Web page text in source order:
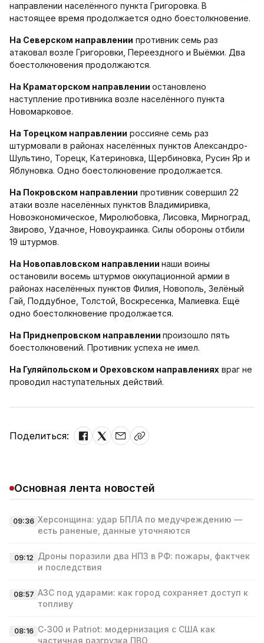
направлении населённого пункта Григоровка. В
настоящее время продолжается одно боестолкновение.
На Северском направлении противник семь раз
атаковал возле Григоровки, Переездного и Выёмки. Два
боестолкновения продолжаются.
На Краматорском направлении остановлено
наступление противника возле населённого пункта
Новомарковое.
На Торецком направлении россияне семь раз
штурмовали в районах населённых пунктов Александро-
Шультино, Торецк, Катериновка, Щербиновка, Русин Яр и
Яблуновка. Одно боестолкновение продолжается.
На Покровском направлении противник совершил 22
атаки возле населённых пунктов Владимиривка,
Новоэкономическое, Миролюбовка, Лисовка, Мирноград,
Звирово, Удачное, Новоукраинка. Силы обороны отбили
19 штурмов.
На Новопавловском направлении наши воины
остановили восемь штурмов оккупационной армии в
районах населённых пунктов Филия, Новополь, Зелёный
Гай, Поддубное, Толстой, Воскресенка, Малиевка. Ещё
одно боестолкновение продолжается.
На Приднепровском направлении произошло пять
боестолкновений. Противник успеха не имел.
На Гуляйпольском и Ореховском направлениях враг не
проводил наступательных действий.
Поделиться:
Основная лента новостей
09:36 Херсонщина: удар БПЛА по медучреждению —
есть раненые, данные уточняются
09:12 Дроны поразили два НПЗ в РФ: пожары, фактчек
и последствия
08:57 АЗС под ударами: как город сохраняет доступ к
топливу
08:16 С‑300 и Patriot: модернизация с США как
частичная разгрузка ПВО